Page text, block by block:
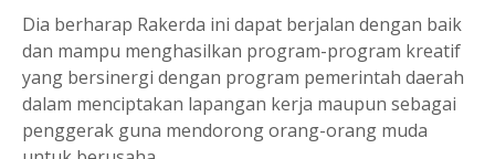
Dia berharap Rakerda ini dapat berjalan dengan baik
dan mampu menghasilkan program-program kreatif
yang bersinergi dengan program pemerintah daerah
dalam menciptakan lapangan kerja maupun sebagai
penggerak guna mendorong orang-orang muda